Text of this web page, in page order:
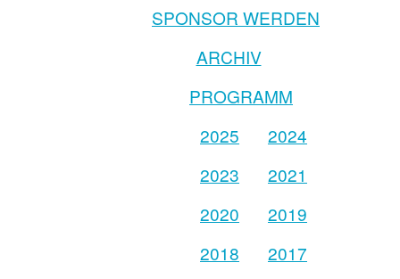
SPONSOR WERDEN
ARCHIV
PROGRAMM
2025
2024
2023
2021
2020
2019
2018
2017